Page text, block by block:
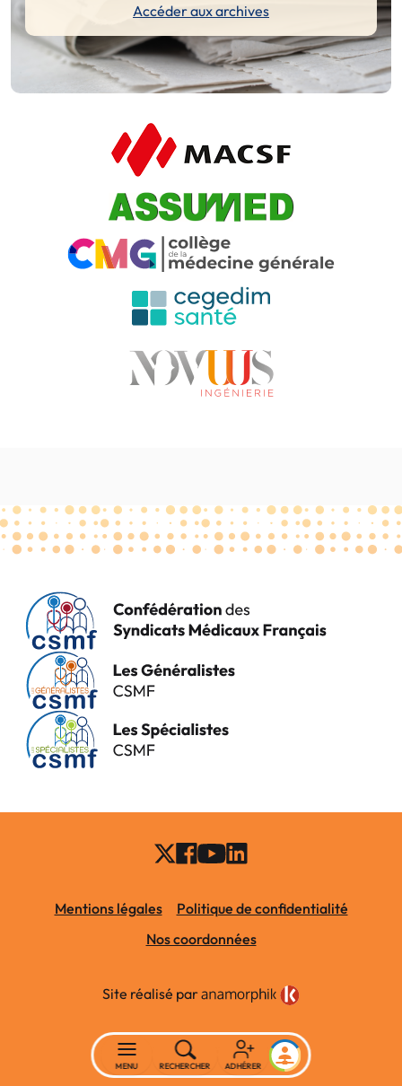
Accéder aux archives
Mentions légales
Politique de confidentialité
Nos coordonnées
Site réalisé par
MENU RECHERCHER ADHÉRER